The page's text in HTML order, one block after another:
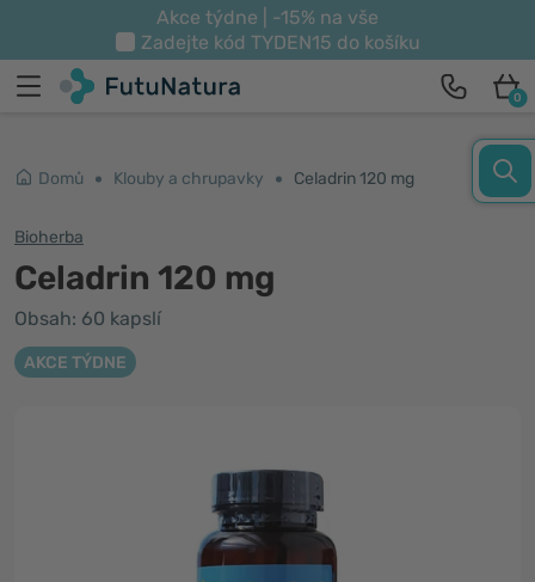
Akce týdne | -15% na vše
Zadejte kód TYDEN15 do košíku
0
Domů Klouby a chrupavky Celadrin 120 mg
Bioherba
Celadrin 120 mg
Obsah: 60 kapslí
AKCE TÝDNE